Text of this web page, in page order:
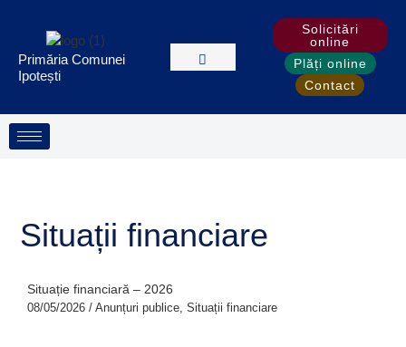
Primăria Comunei
Ipotești
Solicitări
online
Plăți online
Contact
Situații financiare
Situație financiară – 2026
08/05/2026 / Anunțuri publice, Situații financiare
a
r
c
h